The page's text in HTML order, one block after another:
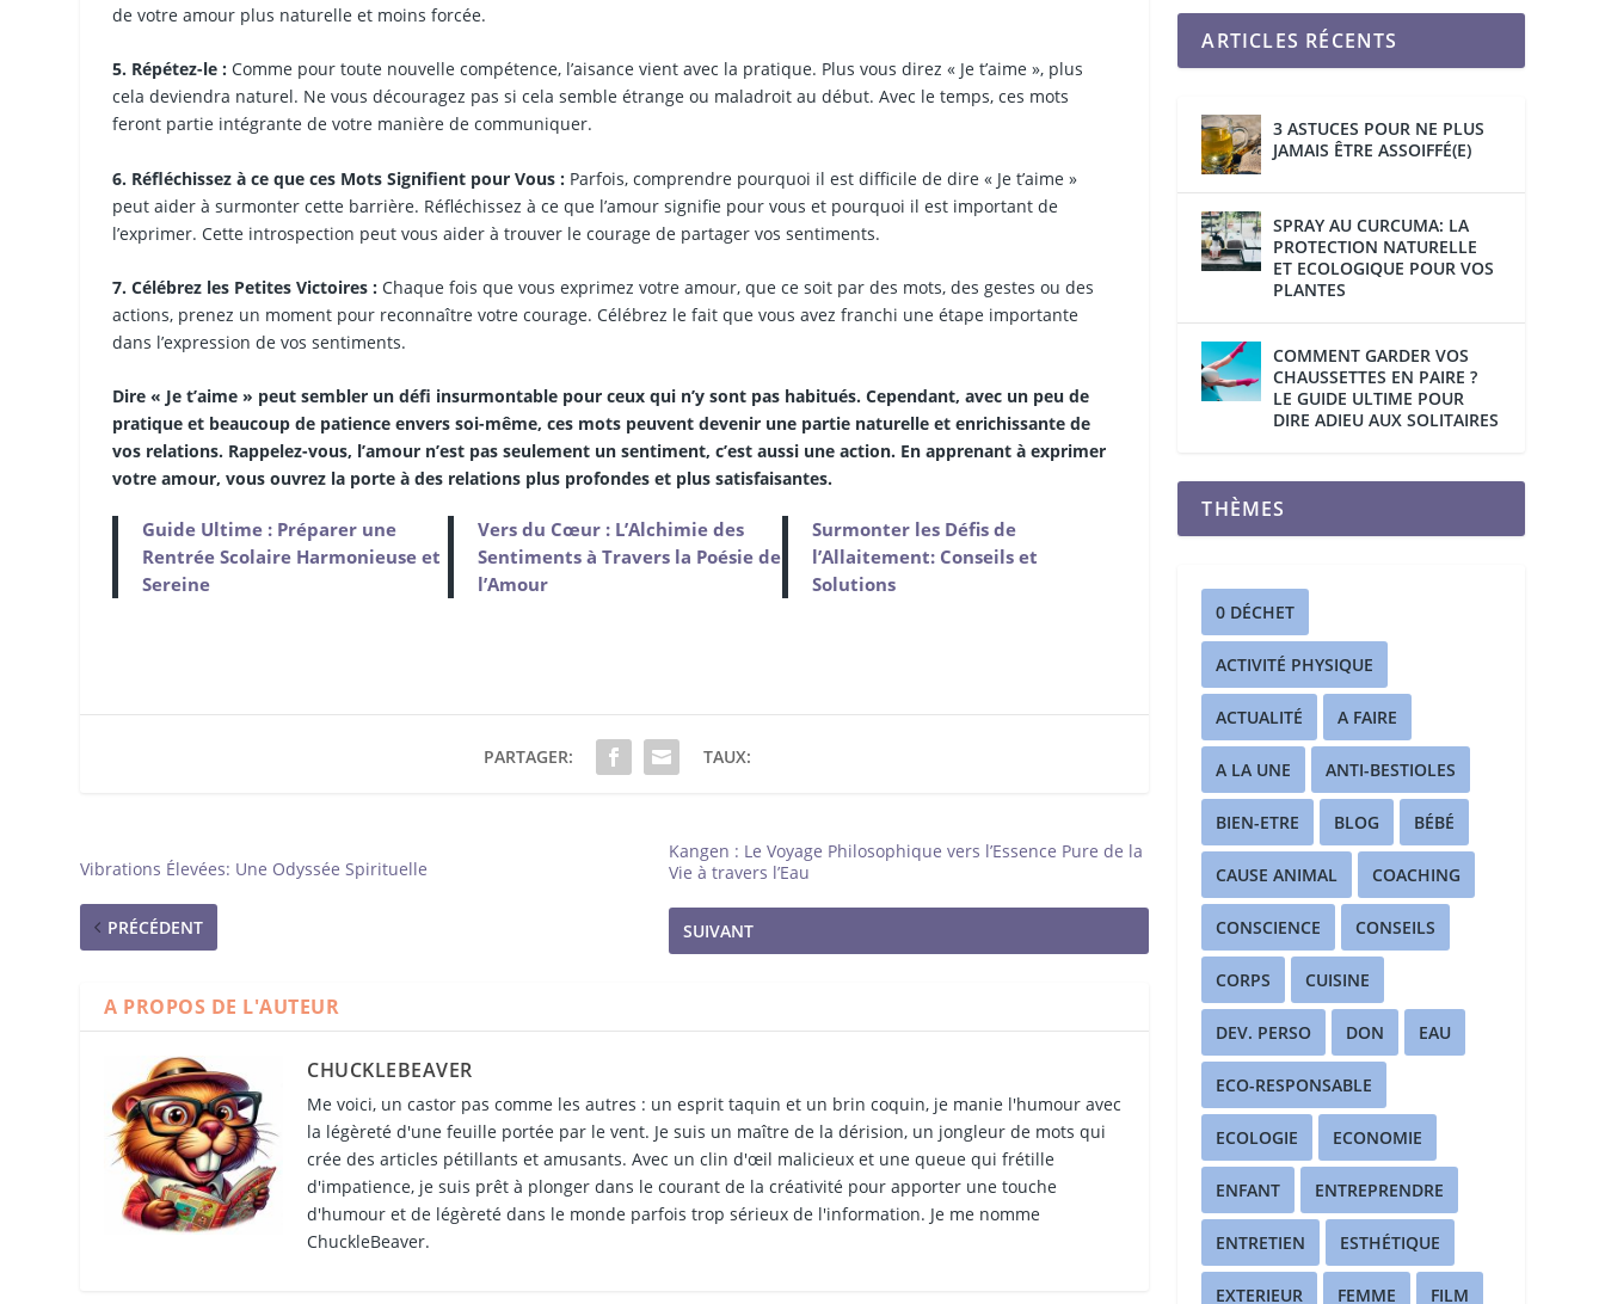
de votre amour plus naturelle et moins forcée.
5. Répétez-le : Comme pour toute nouvelle compétence, l’aisance vient avec la pratique. Plus vous direz « Je t’aime », plus
cela deviendra naturel. Ne vous découragez pas si cela semble étrange ou maladroit au début. Avec le temps, ces mots
feront partie intégrante de votre manière de communiquer.
6. Réfléchissez à ce que ces Mots Signifient pour Vous : Parfois, comprendre pourquoi il est difficile de dire « Je t’aime »
peut aider à surmonter cette barrière. Réfléchissez à ce que l’amour signifie pour vous et pourquoi il est important de
l’exprimer. Cette introspection peut vous aider à trouver le courage de partager vos sentiments.
7. Célébrez les Petites Victoires : Chaque fois que vous exprimez votre amour, que ce soit par des mots, des gestes ou des
actions, prenez un moment pour reconnaître votre courage. Célébrez le fait que vous avez franchi une étape importante
dans l’expression de vos sentiments.
Dire « Je t’aime » peut sembler un défi insurmontable pour ceux qui n’y sont pas habitués. Cependant, avec un peu de
pratique et beaucoup de patience envers soi-même, ces mots peuvent devenir une partie naturelle et enrichissante de
vos relations. Rappelez-vous, l’amour n’est pas seulement un sentiment, c’est aussi une action. En apprenant à exprimer
votre amour, vous ouvrez la porte à des relations plus profondes et plus satisfaisantes.
Guide Ultime : Préparer une
Rentrée Scolaire Harmonieuse et
Sereine
Vers du Cœur : L’Alchimie des
Sentiments à Travers la Poésie de
l’Amour
Surmonter les Défis de
l’Allaitement: Conseils et
Solutions
PARTAGER: TAUX:
Vibrations Élevées: Une Odyssée Spirituelle
PRÉCÉDENT
Kangen : Le Voyage Philosophique vers l’Essence Pure de la
Vie à travers l’Eau
SUIVANT
A PROPOS DE L'AUTEUR
CHUCKLEBEAVER
Me voici, un castor pas comme les autres : un esprit taquin et un brin coquin, je manie l'humour avec
la légèreté d'une feuille portée par le vent. Je suis un maître de la dérision, un jongleur de mots qui
crée des articles pétillants et amusants. Avec un clin d'œil malicieux et une queue qui frétille
d'impatience, je suis prêt à plonger dans le courant de la créativité pour apporter une touche
d'humour et de légèreté dans le monde parfois trop sérieux de l'information. Je me nomme
ChuckleBeaver.
ARTICLES RÉCENTS
3 ASTUCES POUR NE PLUS
JAMAIS ÊTRE ASSOIFFÉ(E)
SPRAY AU CURCUMA: LA
PROTECTION NATURELLE
ET ECOLOGIQUE POUR VOS
PLANTES
COMMENT GARDER VOS
CHAUSSETTES EN PAIRE ?
LE GUIDE ULTIME POUR
DIRE ADIEU AUX SOLITAIRES
THÈMES
0 DÉCHET
ACTIVITÉ PHYSIQUE
ACTUALITÉ A FAIRE
A LA UNE ANTI-BESTIOLES
BIEN-ETRE BLOG BÉBÉ
CAUSE ANIMAL COACHING
CONSCIENCE CONSEILS
CORPS CUISINE
DEV. PERSO DON EAU
ECO-RESPONSABLE
ECOLOGIE ECONOMIE
ENFANT ENTREPRENDRE
ENTRETIEN ESTHÉTIQUE
EXTERIEUR FEMME FILM